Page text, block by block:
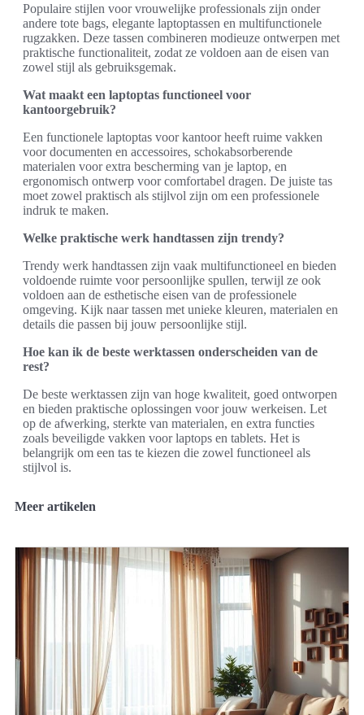
Populaire stijlen voor vrouwelijke professionals zijn onder
andere tote bags, elegante laptoptassen en multifunctionele
rugzakken. Deze tassen combineren modieuze ontwerpen met
praktische functionaliteit, zodat ze voldoen aan de eisen van
zowel stijl als gebruiksgemak.
Wat maakt een laptoptas functioneel voor
kantoorgebruik?
Een functionele laptoptas voor kantoor heeft ruime vakken
voor documenten en accessoires, schokabsorberende
materialen voor extra bescherming van je laptop, en
ergonomisch ontwerp voor comfortabel dragen. De juiste tas
moet zowel praktisch als stijlvol zijn om een professionele
indruk te maken.
Welke praktische werk handtassen zijn trendy?
Trendy werk handtassen zijn vaak multifunctioneel en bieden
voldoende ruimte voor persoonlijke spullen, terwijl ze ook
voldoen aan de esthetische eisen van de professionele
omgeving. Kijk naar tassen met unieke kleuren, materialen en
details die passen bij jouw persoonlijke stijl.
Hoe kan ik de beste werktassen onderscheiden van de
rest?
De beste werktassen zijn van hoge kwaliteit, goed ontworpen
en bieden praktische oplossingen voor jouw werkeisen. Let
op de afwerking, sterkte van materialen, en extra functies
zoals beveiligde vakken voor laptops en tablets. Het is
belangrijk om een tas te kiezen die zowel functioneel als
stijlvol is.
Meer artikelen